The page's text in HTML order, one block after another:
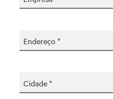
Endereço *
Cidade *